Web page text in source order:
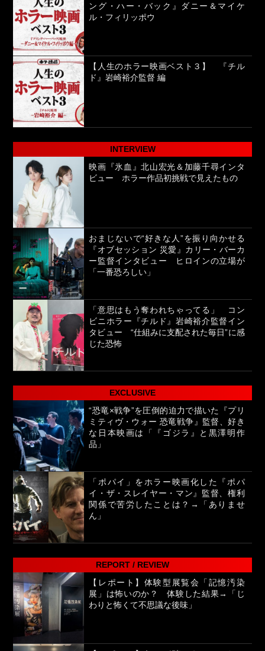
ング・ハー・バック』ダニー＆マイケ
ル・フィリッポウ
【人生のホラー映画ベスト３】 『チル
ド』岩崎裕介監督 編
INTERVIEW
映画『氷血』北山宏光＆加藤千尋インタ
ビュー ホラー作品初挑戦で見えたもの
おまじないで“好きな人”を振り向かせる
『オブセッション 災愛』カリー・バーカ
ー監督インタビュー ヒロインの立場が
「一番恐ろしい」
「意思はもう奪われちゃってる」 コン
ビニホラー『チルド』岩崎裕介監督イン
タビュー “仕組みに支配された毎日”に感
じた恐怖
EXCLUSIVE
“恐竜×戦争”を圧倒的迫力で描いた『プリ
ミティヴ・ウォー 恐竜戦争』監督、好き
な日本映画は「『ゴジラ』と黒澤明作
品」
「ポパイ」をホラー映画化した『ポパ
イ・ザ・スレイヤー・マン』監督、権利
関係で苦労したことは？→「ありませ
ん」
REPORT / REVIEW
【レポート】体験型展覧会「記憶汚染
展」は怖いのか？ 体験した結果→「じ
わりと怖くて不思議な後味」